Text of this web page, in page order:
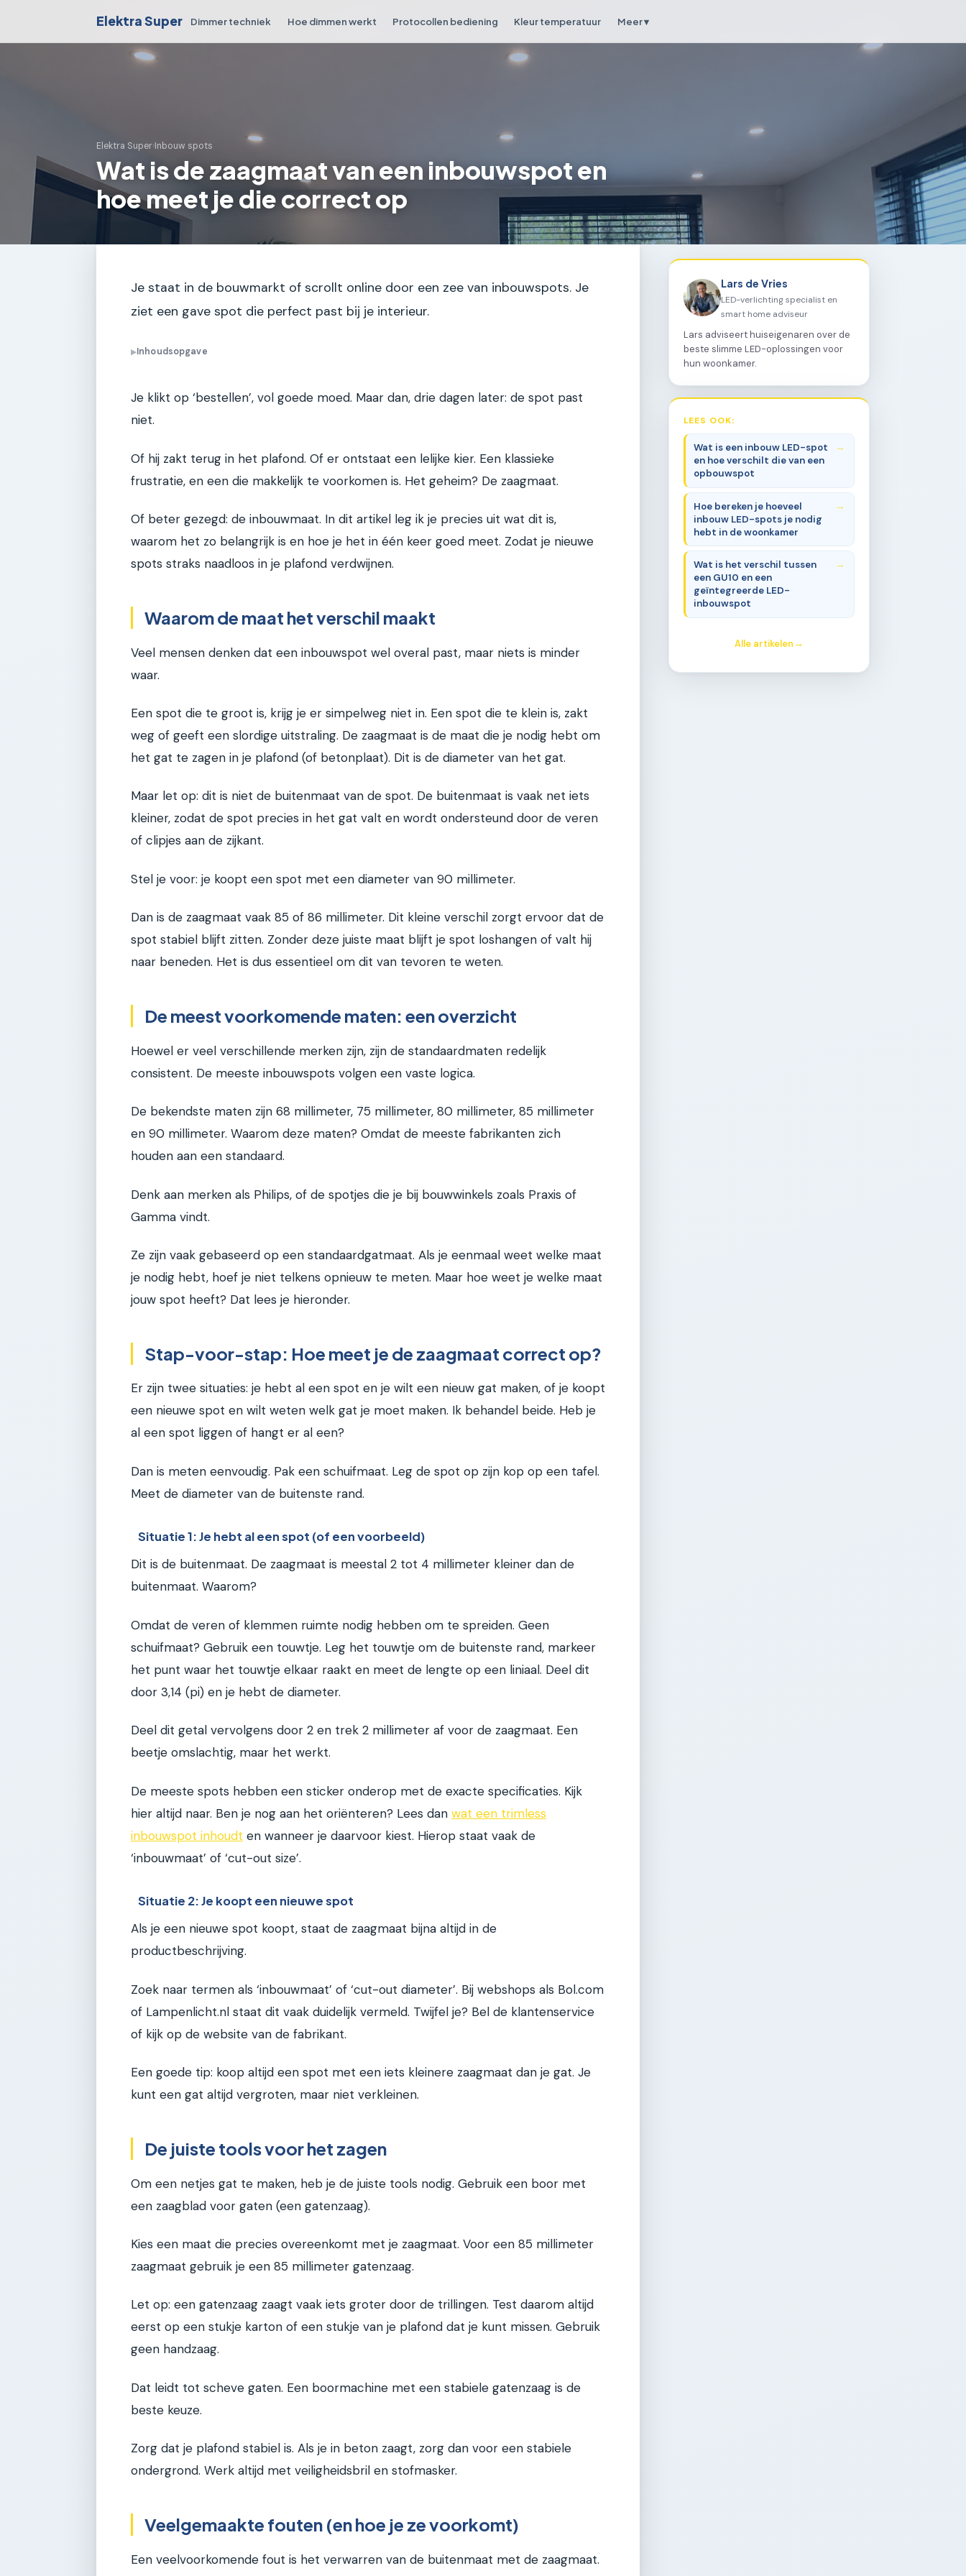
Elektra Super Dimmer techniek Hoe dimmen werkt Protocollen bediening Kleur temperatuur Meer ▾
Elektra Super›Inbouw spots
Wat is de zaagmaat van een inbouwspot en
hoe meet je die correct op
Je staat in de bouwmarkt of scrollt online door een zee van inbouwspots. Je
ziet een gave spot die perfect past bij je interieur.
▶Inhoudsopgave
Je klikt op ‘bestellen’, vol goede moed. Maar dan, drie dagen later: de spot past
niet.
Of hij zakt terug in het plafond. Of er ontstaat een lelijke kier. Een klassieke
frustratie, en een die makkelijk te voorkomen is. Het geheim? De zaagmaat.
Of beter gezegd: de inbouwmaat. In dit artikel leg ik je precies uit wat dit is,
waarom het zo belangrijk is en hoe je het in één keer goed meet. Zodat je nieuwe
spots straks naadloos in je plafond verdwijnen.
Waarom de maat het verschil maakt
Veel mensen denken dat een inbouwspot wel overal past, maar niets is minder
waar.
Een spot die te groot is, krijg je er simpelweg niet in. Een spot die te klein is, zakt
weg of geeft een slordige uitstraling. De zaagmaat is de maat die je nodig hebt om
het gat te zagen in je plafond (of betonplaat). Dit is de diameter van het gat.
Maar let op: dit is niet de buitenmaat van de spot. De buitenmaat is vaak net iets
kleiner, zodat de spot precies in het gat valt en wordt ondersteund door de veren
of clipjes aan de zijkant.
Stel je voor: je koopt een spot met een diameter van 90 millimeter.
Dan is de zaagmaat vaak 85 of 86 millimeter. Dit kleine verschil zorgt ervoor dat de
spot stabiel blijft zitten. Zonder deze juiste maat blijft je spot loshangen of valt hij
naar beneden. Het is dus essentieel om dit van tevoren te weten.
De meest voorkomende maten: een overzicht
Hoewel er veel verschillende merken zijn, zijn de standaardmaten redelijk
consistent. De meeste inbouwspots volgen een vaste logica.
De bekendste maten zijn 68 millimeter, 75 millimeter, 80 millimeter, 85 millimeter
en 90 millimeter. Waarom deze maten? Omdat de meeste fabrikanten zich
houden aan een standaard.
Denk aan merken als Philips, of de spotjes die je bij bouwwinkels zoals Praxis of
Gamma vindt.
Ze zijn vaak gebaseerd op een standaardgatmaat. Als je eenmaal weet welke maat
je nodig hebt, hoef je niet telkens opnieuw te meten. Maar hoe weet je welke maat
jouw spot heeft? Dat lees je hieronder.
Stap-voor-stap: Hoe meet je de zaagmaat correct op?
Er zijn twee situaties: je hebt al een spot en je wilt een nieuw gat maken, of je koopt
een nieuwe spot en wilt weten welk gat je moet maken. Ik behandel beide. Heb je
al een spot liggen of hangt er al een?
Dan is meten eenvoudig. Pak een schuifmaat. Leg de spot op zijn kop op een tafel.
Meet de diameter van de buitenste rand.
Situatie 1: Je hebt al een spot (of een voorbeeld)
Dit is de buitenmaat. De zaagmaat is meestal 2 tot 4 millimeter kleiner dan de
buitenmaat. Waarom?
Omdat de veren of klemmen ruimte nodig hebben om te spreiden. Geen
schuifmaat? Gebruik een touwtje. Leg het touwtje om de buitenste rand, markeer
het punt waar het touwtje elkaar raakt en meet de lengte op een liniaal. Deel dit
door 3,14 (pi) en je hebt de diameter.
Deel dit getal vervolgens door 2 en trek 2 millimeter af voor de zaagmaat. Een
beetje omslachtig, maar het werkt.
De meeste spots hebben een sticker onderop met de exacte specificaties. Kijk
hier altijd naar. Ben je nog aan het oriënteren? Lees dan wat een trimless
inbouwspot inhoudt en wanneer je daarvoor kiest. Hierop staat vaak de
‘inbouwmaat’ of ‘cut-out size’.
Situatie 2: Je koopt een nieuwe spot
Als je een nieuwe spot koopt, staat de zaagmaat bijna altijd in de
productbeschrijving.
Zoek naar termen als ‘inbouwmaat’ of ‘cut-out diameter’. Bij webshops als Bol.com
of Lampenlicht.nl staat dit vaak duidelijk vermeld. Twijfel je? Bel de klantenservice
of kijk op de website van de fabrikant.
Een goede tip: koop altijd een spot met een iets kleinere zaagmaat dan je gat. Je
kunt een gat altijd vergroten, maar niet verkleinen.
De juiste tools voor het zagen
Om een netjes gat te maken, heb je de juiste tools nodig. Gebruik een boor met
een zaagblad voor gaten (een gatenzaag).
Kies een maat die precies overeenkomt met je zaagmaat. Voor een 85 millimeter
zaagmaat gebruik je een 85 millimeter gatenzaag.
Let op: een gatenzaag zaagt vaak iets groter door de trillingen. Test daarom altijd
eerst op een stukje karton of een stukje van je plafond dat je kunt missen. Gebruik
geen handzaag.
Dat leidt tot scheve gaten. Een boormachine met een stabiele gatenzaag is de
beste keuze.
Zorg dat je plafond stabiel is. Als je in beton zaagt, zorg dan voor een stabiele
ondergrond. Werk altijd met veiligheidsbril en stofmasker.
Veelgemaakte fouten (en hoe je ze voorkomt)
Een veelvoorkomende fout is het verwarren van de buitenmaat met de zaagmaat.
Lars de Vries
LED-verlichting specialist en
smart home adviseur
Lars adviseert huiseigenaren over de
beste slimme LED-oplossingen voor
hun woonkamer.
LEES OOK:
Wat is een inbouw LED-spot
en hoe verschilt die van een
opbouwspot
Hoe bereken je hoeveel
inbouw LED-spots je nodig
hebt in de woonkamer
Wat is het verschil tussen
een GU10 en een
geïntegreerde LED-
inbouwspot
Alle artikelen